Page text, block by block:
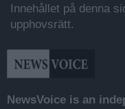
Innehållet på denna
upphovsrätt.
NewsVoice is an